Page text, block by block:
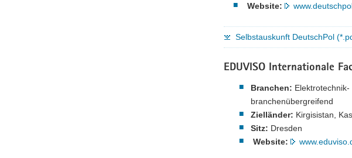
Website:
Selbstauskunft DeutschPol
EDUVISO Internationale
Branchen:
branchenübergreifend
Zielländer: Kirgisistan,
Sitz: Dresden
Website: